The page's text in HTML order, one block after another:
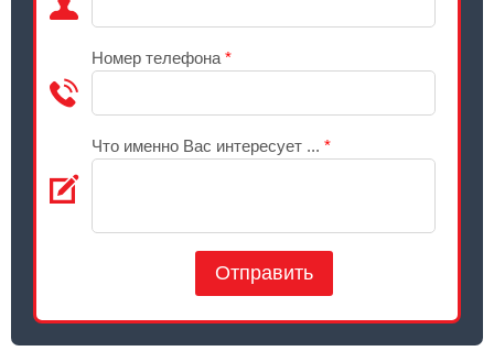
Номер телефона *
Что именно Вас интересует ... *
Отправить